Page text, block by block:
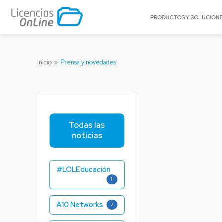
PRODUCTOS Y
Pequeñas y Medianas Empresas
Proveedores de Servicios
Inicio » Prensa y novedades
Todas las
noticias
#LOLEducación
1
A10 Networks 2